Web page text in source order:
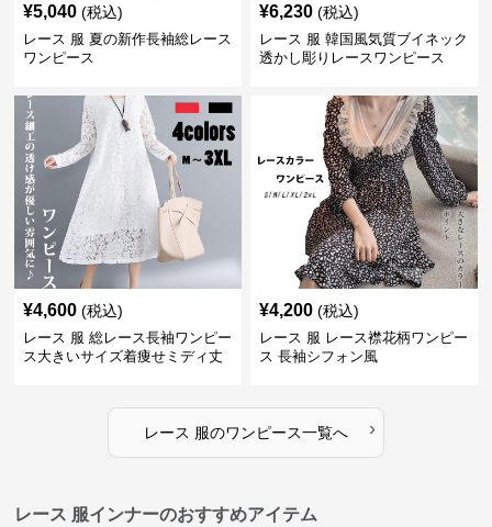
¥5,040 (税込)
レース 服 夏の新作長袖総レース
ワンピース
¥6,230 (税込)
レース 服 韓国風気質ブイネック
透かし彫りレースワンピース
¥4,600 (税込)
レース 服 総レース長袖ワンピー
ス大きいサイズ着痩せミディ丈
¥4,200 (税込)
レース 服 レース襟花柄ワンピー
ス 長袖シフォン風
レース 服のワンピース一覧へ ›
レース 服インナーのおすすめアイテム